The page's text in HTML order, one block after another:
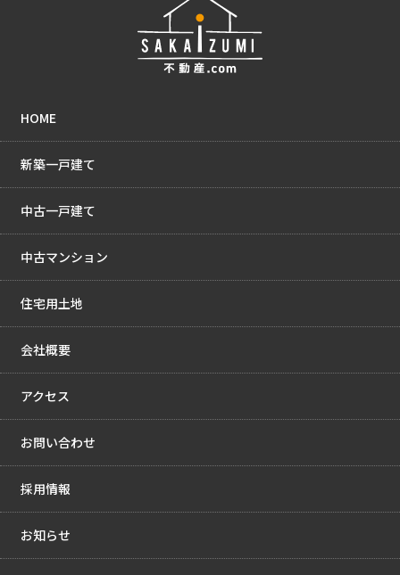
HOME
新築一戸建て
中古一戸建て
中古マンション
住宅用土地
会社概要
アクセス
お問い合わせ
採用情報
お知らせ